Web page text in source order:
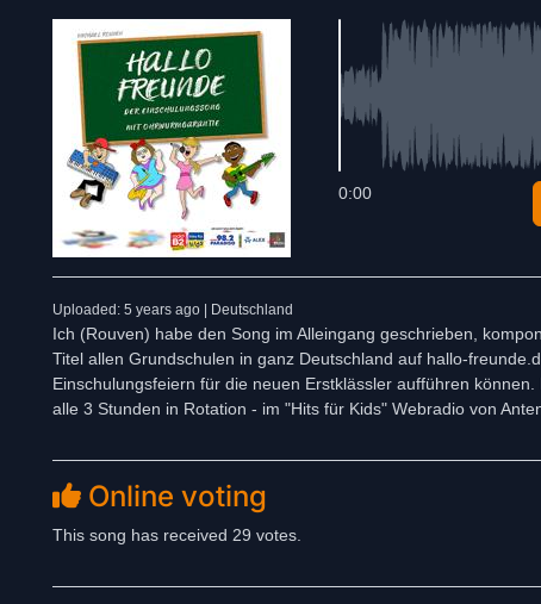
0:00
Uploaded: 5 years ago | Deutschland
Ich (Rouven) habe den Song im Alleingang geschrieben,
Titel allen Grundschulen in ganz Deutschland auf hallo-
Einschulungsfeiern für die neuen Erstklässler aufführen
alle 3 Stunden in Rotation - im "Hits für Kids" Webradio von
Online voting
This song has received 29 votes.